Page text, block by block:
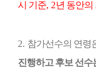
시 기준, 2년 동안의
2. 참가선수의 연령
진행하고 후보 선수